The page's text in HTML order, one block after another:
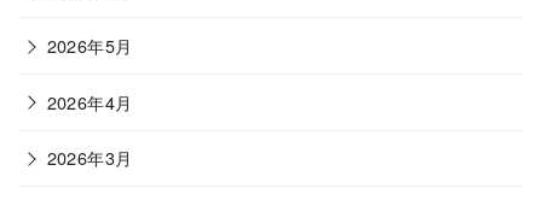
2026年5月
2026年4月
2026年3月